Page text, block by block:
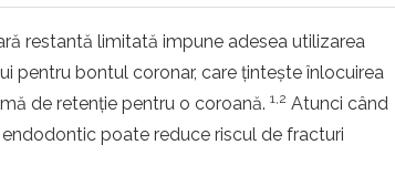
restantă limitată impune adesea utilizarea
pentru bontul coronar, care țintește înlocuirea
de retenție pentru o coroană. 1,2 Atunci când
poate reduce riscul de fracturi